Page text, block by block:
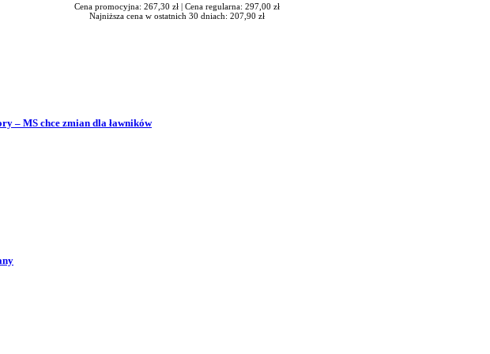
Cena promocyjna: 267,30 zł | Cena regularna: 297,00 zł
Najniższa cena w ostatnich 30 dniach: 207,90 zł
– MS chce zmian dla ławników